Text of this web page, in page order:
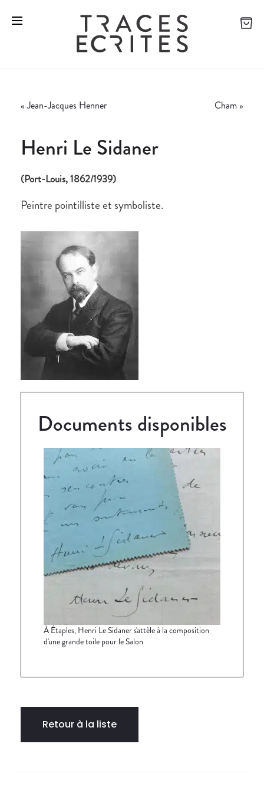
«Jean-Jacques Henner Cham »
Henri Le Sidaner
(Port-Louis, 1862/1939)
Peintre pointilliste et symboliste.
Documents disponibles
À Étaples, Henri Le Sidaner s'attèle à la composition
d'une grande toile pour le Salon
Retour à la liste